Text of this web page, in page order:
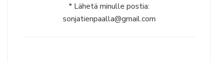
* Lähetä minulle postia:
sonjatienpaalla@gmail.com